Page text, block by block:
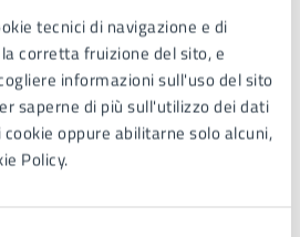
tecnici di navigazione e di
corretta fruizione del sito, e
informazioni sull'uso del sito
saperne di più sull'utilizzo dei dati
oppure abilitarne solo alcuni,
Policy.